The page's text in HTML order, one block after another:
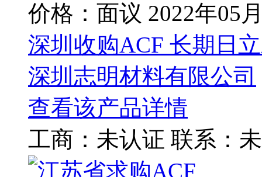
价格：面议 2022年05
深圳收购ACF 长期日
深圳志明材料有限公司
查看该产品详情
工商： 未认证 联系：